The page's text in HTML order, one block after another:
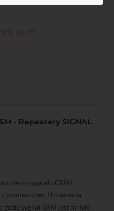
3G, LTE
- Repeatery SIGNAL
sygnału GSM i
pomieszczeń. Urządzenia
sygnał GSM jest na tyle